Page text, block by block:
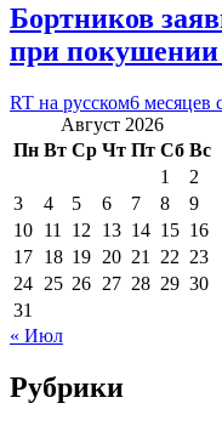
Бортников
при покушении
RT на русском6 месяцев
Август 2026
Пн Вт Ср Чт Пт Сб Вс
1
2
3
4 5 6 7 8
9
10 11 12 13 14 15 16
17 18 19 20 21 22 23
24 25 26 27 28 29 30
31
« Июл
Рубрики